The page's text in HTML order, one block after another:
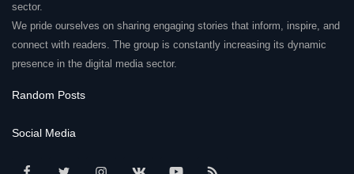
sector.
We pride ourselves on sharing engaging stories that inform, inspire, and
connect with readers. The group is constantly increasing its dynamic
presence in the digital media sector.
Random Posts
Social Media